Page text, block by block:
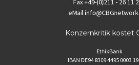
Fax+49-(0)211 - 26 11
eMail
Konzernkritik kostet
EthikBank
IBAN DE94 8309 4495 0003